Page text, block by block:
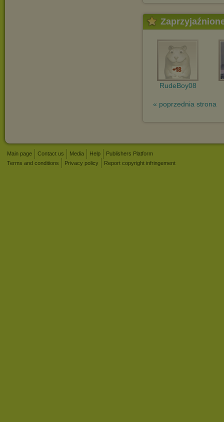
RudeBoy08
« poprzednia strona
Main page Contact us Media Help
Publishers Platform
Terms and conditions
Privacy policy Report copyright infringement